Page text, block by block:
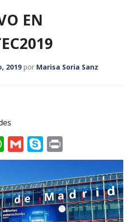
p
p EN
2019por Marisa Soria Sanz
W
h
ts
A
G
m
l
S
k
y
p
e
ri
n
t